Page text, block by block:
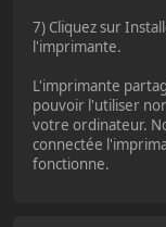
7) Cliquez sur
l'imprimante.
L'imprimante
pouvoir l'utiliser
votre ordinateur.
connectée
fonctionne.